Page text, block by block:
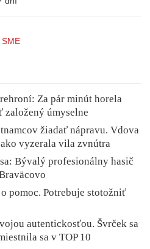
SME
Za pár minút horela
založený úmyselne
žiadať nápravu. Vdova
vyzerala vila zvnútra
Bývalý profesionálny hasič
pomoc. Potrebuje stotožniť
autentickosťou. Švrček sa
sa v TOP 10